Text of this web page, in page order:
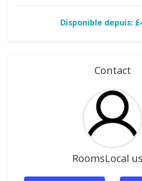
Disponible depuis:
Contact
RoomsLocal